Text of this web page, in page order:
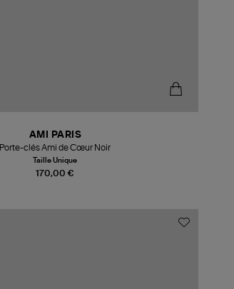
170,00 €
AMI PARIS
Porte-clés Ami de Cœur Noir
Taille Unique